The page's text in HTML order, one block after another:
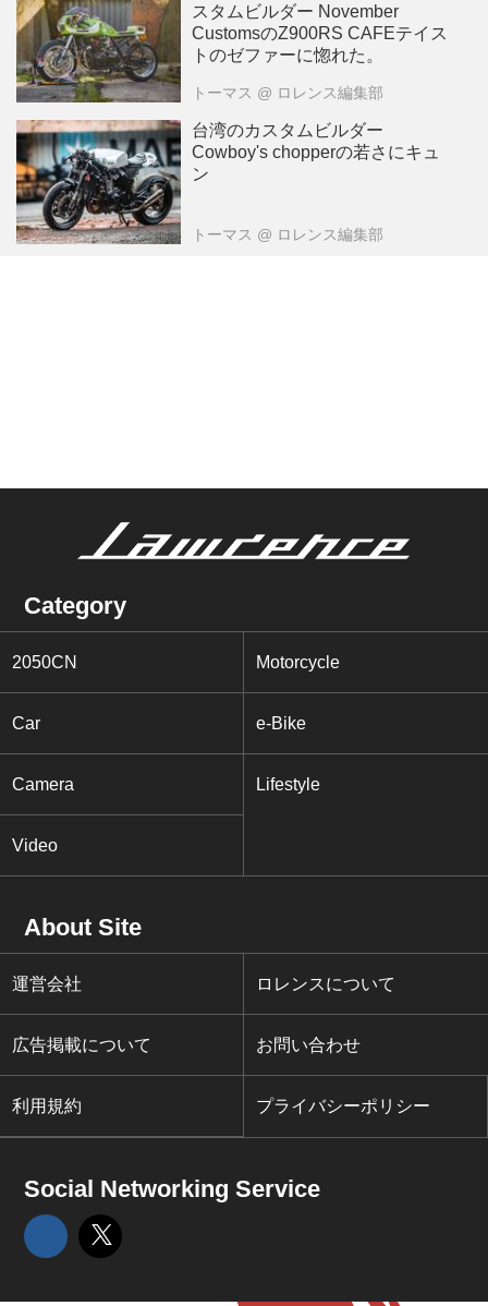
スタムビルダー November
CustomsのZ900RS CAFEテイス
トのゼファーに惚れた。
トーマス @ ロレンス編集部
台湾のカスタムビルダー
Cowboy's chopperの若さにキュ
ン
トーマス @ ロレンス編集部
Category
2050CN Motorcycle
Car e-Bike
Camera Lifestyle
Video
About Site
運営会社 ロレンスについて
広告掲載について お問い合わせ
利用規約 プライバシーポリシー
Social Networking Service